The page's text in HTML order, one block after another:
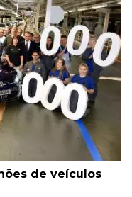
de veículos